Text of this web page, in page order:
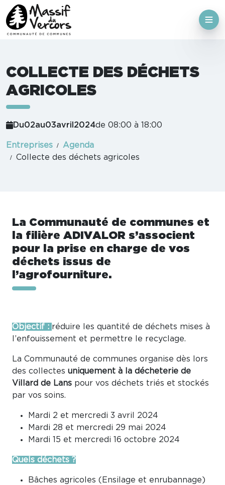
COLLECTE DES DÉCHETS
AGRICOLES
Du02au03avril 2024de 08:00 à 18:00
Entreprises
Agenda
Collecte des déchets agricoles
La Communauté de communes et
la filière ADIVALOR s’associent
pour la prise en charge de vos
déchets issus de
l’agrofourniture.
Objectif : réduire les quantité de déchets mises à
l’enfouissement et permettre le recyclage.
La Communauté de communes organise dès lors
des collectes uniquement à la décheterie de
Villard de Lans pour vos déchets triés et stockés
par vos soins.
Mardi 2 et mercredi 3 avril 2024
Mardi 28 et mercredi 29 mai 2024
Mardi 15 et mercredi 16 octobre 2024
Quels déchets ?
Bâches agricoles (Ensilage et enrubannage)